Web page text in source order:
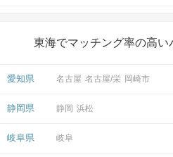
東海でマッチング率の高い
愛知県 名古屋 名古屋/栄 岡崎市
静岡県 静岡 浜松
岐阜県 岐阜